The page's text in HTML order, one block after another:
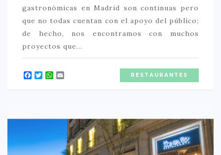
gastronómicas en Madrid son continuas pero
que no todas cuentan con el apoyo del público;
de hecho, nos encontramos con muchos
proyectos que…
Facebook
Twitter
WhatsApp RESTAURANTES